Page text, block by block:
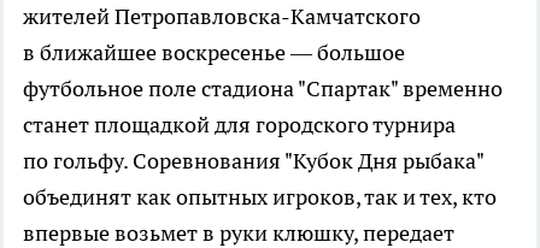
жителей Петропавловска-Камчатского
в ближайшее воскресенье — большое
футбольное поле стадиона "Спартак" временно
станет площадкой для городского турнира
по гольфу. Соревнования "Кубок Дня рыбака"
объединят как опытных игроков, так и тех, кто
впервые возьмет в руки клюшку, передает